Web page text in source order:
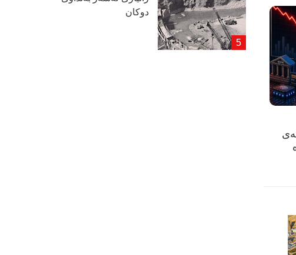
دوكان